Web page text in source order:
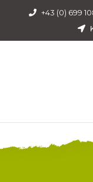
+43 (0) 699